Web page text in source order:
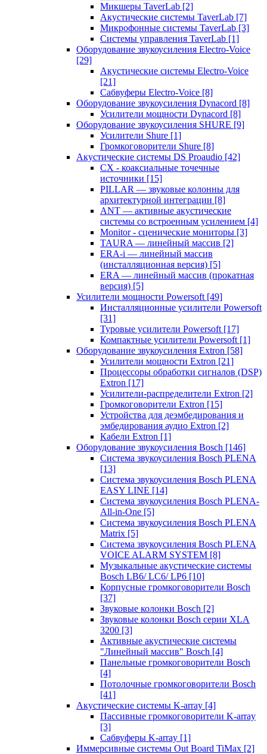
Микшеры TaverLab [2]
Акустические системы TaverLab [7]
Микрофонные системы TaverLab [3]
Системы управления TaverLab [1]
Оборудование звукоусиления Electro-Voice
[29]
Акустические системы Electro-Voice
[21]
Сабвуферы Electro-Voice [8]
Оборудование звукоусиления Dynacord [8]
Усилители мощности Dynacord [8]
Оборудование звукоусиления SHURE [9]
Усилители Shure [1]
Громкоговорители Shure [8]
Акустические системы DS Proaudio [42]
CX - коаксиальные точечные
источники [15]
PILLAR — звуковые колонны для
архитектурной интеграции [8]
ANT — активные акустические
системы со встроенным усилением [4]
Monitor - сценические мониторы [3]
TAURA — линейный массив [2]
ERA-i — линейный массив
(инсталляционная версия) [5]
ERA — линейный массив (прокатная
версия) [5]
Усилители мощности Powersoft [49]
Инсталляционные усилители Powersoft
[31]
Туровые усилители Powersoft [17]
Компактные усилители Powersoft [1]
Оборудование звукоусиления Extron [58]
Усилители мощности Extron [21]
Процессоры обработки сигналов (DSP)
Extron [17]
Усилители-распределители Extron [2]
Громкоговорители Extron [15]
Устройства для деэмбедирования и
эмбедирования аудио Extron [2]
Кабели Extron [1]
Оборудование звукоусиления Bosch [146]
Система звукоусиления Bosch PLENA
[13]
Система звукоусиления Bosch PLENA
EASY LINE [14]
Система звукоусиления Bosch PLENA-
All-in-One [5]
Система звукоусиления Bosch PLENA
Matrix [5]
Система звукоусиления Bosch PLENA
VOICE ALARM SYSTEM [8]
Музыкальные акустические системы
Bosch LB6/ LC6/ LP6 [10]
Корпусные громкоговорители Bosch
[37]
Звуковые колонки Bosch [2]
Звуковые колонки Bosch серии XLA
3200 [3]
Активные акустические системы
"Линейный массив" Bosch [4]
Панельные громкоговорители Bosch
[4]
Потолочные громкоговорители Bosch
[41]
Акустические системы K-array [4]
Пассивные громкоговорители K-array
[3]
Сабвуферы K-array [1]
Иммерсивные системы Out Board TiMax [2]